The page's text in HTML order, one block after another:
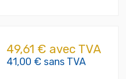
49,61 € avec TVA
41,00 € sans TVA